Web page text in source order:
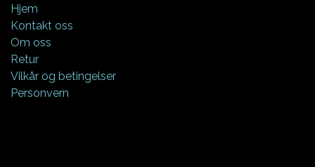
Hjem
Kontakt oss
Om oss
Retur
Vilkår og betingelser
Personvern